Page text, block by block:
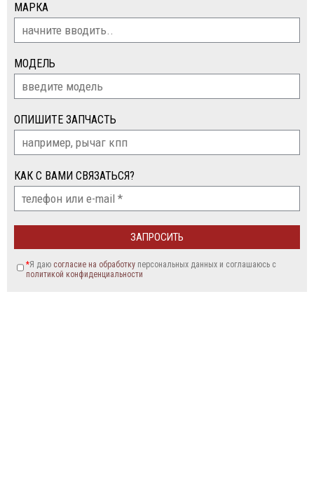
МАРКА
МОДЕЛЬ
ОПИШИТЕ ЗАПЧАСТЬ
КАК С ВАМИ СВЯЗАТЬСЯ?
*Я даю согласие на обработкуперсональных данных и соглашаюсь c
политикой конфиденциальности